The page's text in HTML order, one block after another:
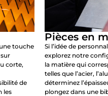
touche
corte,
de
les
Pièces en
Si l’idée de
explorez notre
la matière qui
telles que l’acier,
déterminez
plongez dans une